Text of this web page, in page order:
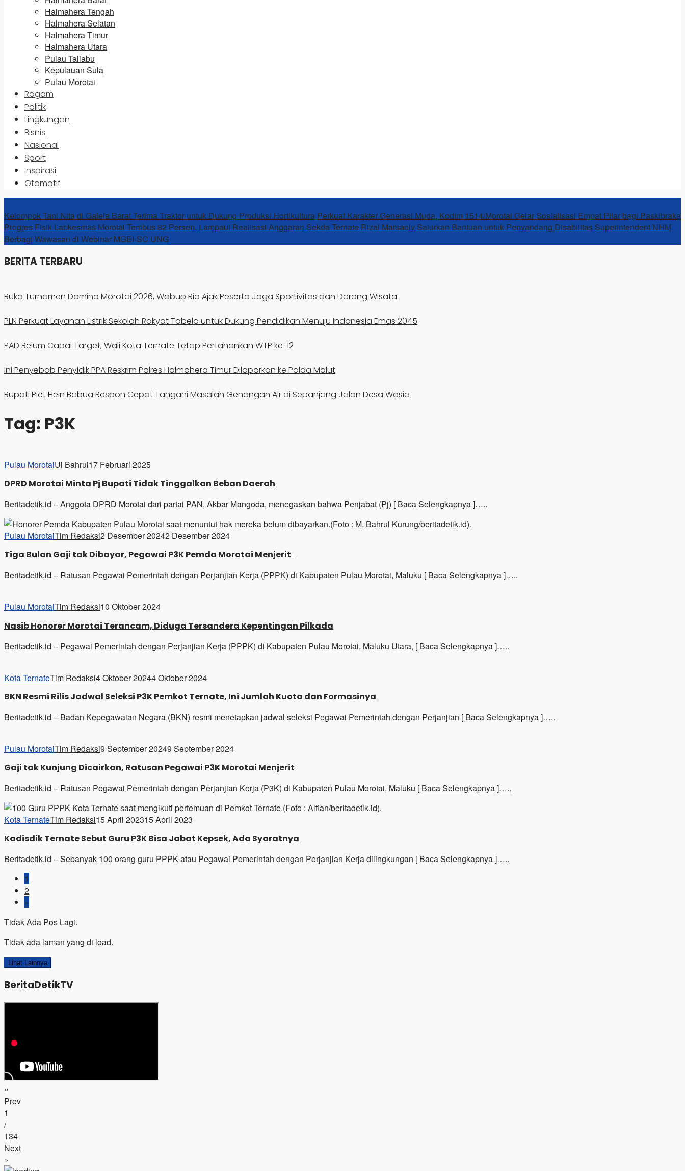
Halmahera Tengah
Halmahera Selatan
Halmahera Timur
Halmahera Utara
Pulau Taliabu
Kepulauan Sula
Pulau Morotai
Ragam
Politik
Lingkungan
Bisnis
Nasional
Sport
Inspirasi
Otomotif
Kelompok Tani Nita di Galela Barat Terima Traktor untuk Dukung Produksi Hortikultura Perkuat Karakter Generasi Muda, Kodim 1514/Morotai Gelar Sosialisasi Empat Pilar bagi Paskibraka
Progres Fisik Labkesmas Morotai Tembus 82 Persen, Lampaui Realisasi Anggaran Sekda Ternate Rizal Marsaoly Salurkan Bantuan untuk Penyandang Disabilitas Superintendent NHM
Berbagi Wawasan di Webinar MGEI-SC UNG
BERITA TERBARU
Buka Turnamen Domino Morotai 2026, Wabup Rio Ajak Peserta Jaga Sportivitas dan Dorong Wisata
PLN Perkuat Layanan Listrik Sekolah Rakyat Tobelo untuk Dukung Pendidikan Menuju Indonesia Emas 2045
PAD Belum Capai Target, Wali Kota Ternate Tetap Pertahankan WTP ke-12
Ini Penyebab Penyidik PPA Reskrim Polres Halmahera Timur Dilaporkan ke Polda Malut
Bupati Piet Hein Babua Respon Cepat Tangani Masalah Genangan Air di Sepanjang Jalan Desa Wosia
Tag: P3K
Pulau MorotaiUl Bahrul17 Februari 2025
DPRD Morotai Minta Pj Bupati Tidak Tinggalkan Beban Daerah
Beritadetik.id – Anggota DPRD Morotai dari partai PAN, Akbar Mangoda, menegaskan bahwa Penjabat (Pj) [ Baca Selengkapnya ]…..
Pulau MorotaiTim Redaksi2 Desember 20242 Desember 2024
Tiga Bulan Gaji tak Dibayar, Pegawai P3K Pemda Morotai Menjerit
Beritadetik.id – Ratusan Pegawai Pemerintah dengan Perjanjian Kerja (PPPK) di Kabupaten Pulau Morotai, Maluku [ Baca Selengkapnya ]…..
Pulau MorotaiTim Redaksi10 Oktober 2024
Nasib Honorer Morotai Terancam, Diduga Tersandera Kepentingan Pilkada
Beritadetik.id – Pegawai Pemerintah dengan Perjanjian Kerja (PPPK) di Kabupaten Pulau Morotai, Maluku Utara, [ Baca Selengkapnya ]…..
Kota TernateTim Redaksi4 Oktober 20244 Oktober 2024
BKN Resmi Rilis Jadwal Seleksi P3K Pemkot Ternate, Ini Jumlah Kuota dan Formasinya
Beritadetik.id – Badan Kepegawaian Negara (BKN) resmi menetapkan jadwal seleksi Pegawai Pemerintah dengan Perjanjian [ Baca Selengkapnya ]…..
Pulau MorotaiTim Redaksi9 September 20249 September 2024
Gaji tak Kunjung Dicairkan, Ratusan Pegawai P3K Morotai Menjerit
Beritadetik.id – Ratusan Pegawai Pemerintah dengan Perjanjian Kerja (P3K) di Kabupaten Pulau Morotai, Maluku [ Baca Selengkapnya ]…..
Kota TernateTim Redaksi15 April 202315 April 2023
Kadisdik Ternate Sebut Guru P3K Bisa Jabat Kepsek, Ada Syaratnya
Beritadetik.id – Sebanyak 100 orang guru PPPK atau Pegawai Pemerintah dengan Perjanjian Kerja dilingkungan [ Baca Selengkapnya ]…..
1
2
»
Tidak Ada Pos Lagi.
Tidak ada laman yang di load.
Lihat Lainnya
BeritaDetikTV
«
Prev
1
/
134
Next
»